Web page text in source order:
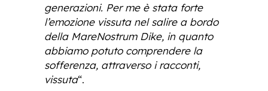
generazioni. Per me è stata forte
l’emozione vissuta nel salire a bordo
della MareNostrum Dike, in quanto
abbiamo potuto comprendere la
sofferenza, attraverso i racconti,
vissuta“.